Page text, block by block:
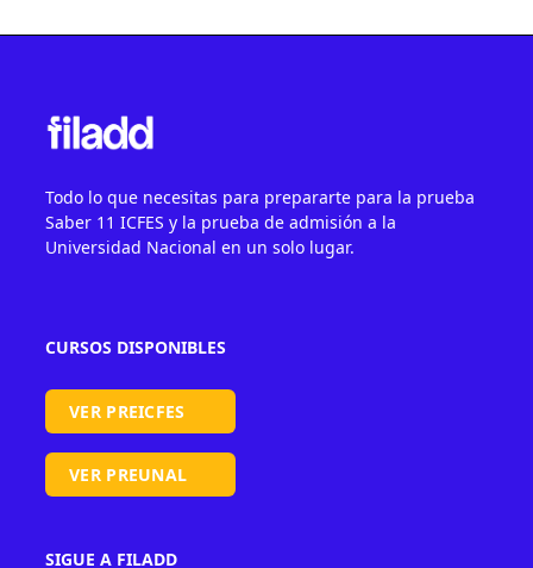
Todo lo que necesitas para prepararte para la prueba
Saber 11 ICFES y la prueba de admisión a la
Universidad Nacional en un solo lugar.
CURSOS DISPONIBLES
VER PREICFES
VER PREUNAL
SIGUE A FILADD